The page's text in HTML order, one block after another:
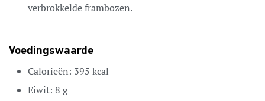
verbrokkelde frambozen.
Voedingswaarde
Calorieën: 395 kcal
Eiwit: 8 g